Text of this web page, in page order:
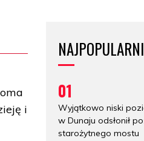
i
01
Wyjątkowo niski
w Dunaju odsłonił
starożytnego mostu